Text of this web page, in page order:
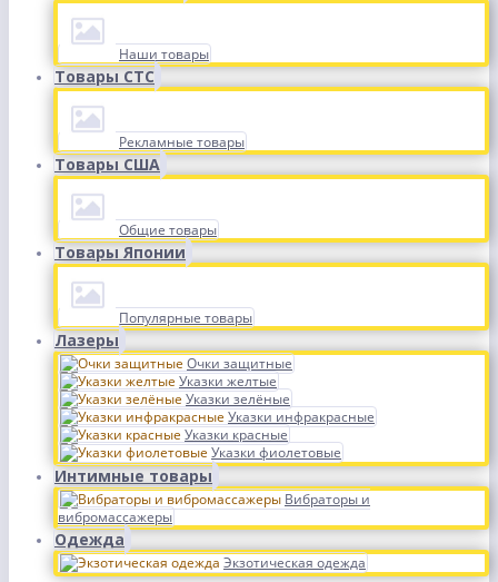
Наши товары
Товары СТС
Рекламные товары
Товары США
Общие товары
Товары Японии
Популярные товары
Лазеры
Очки защитные
Указки желтые
Указки зелёные
Указки инфракрасные
Указки красные
Указки фиолетовые
Интимные товары
Вибраторы и
вибромассажеры
Одежда
Экзотическая одежда